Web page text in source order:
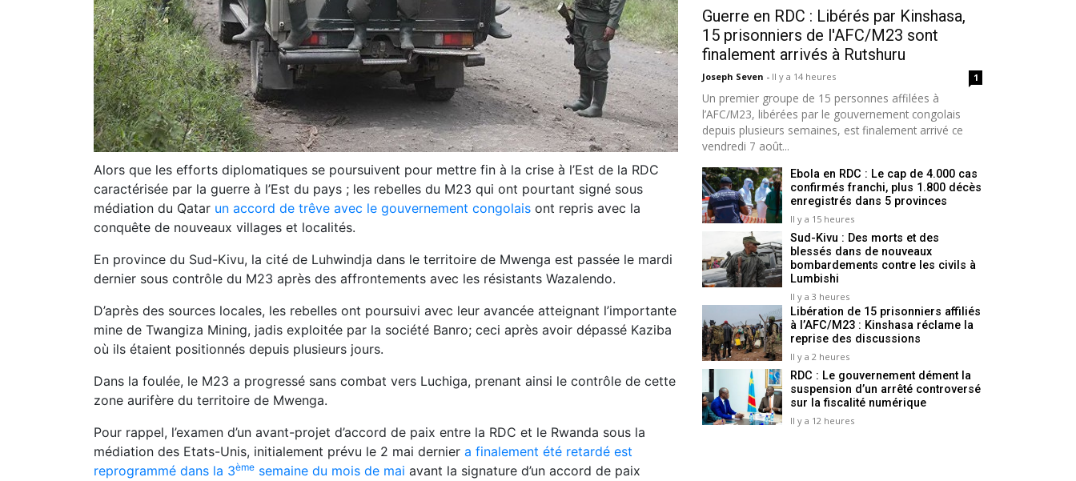
Alors que les efforts diplomatiques se poursuivent pour mettre fin à la crise à l’Est de la RDC
caractérisée par la guerre à l’Est du pays ; les rebelles du M23 qui ont pourtant signé sous
médiation du Qatar un accord de trêve avec le gouvernement congolais ont repris avec la
conquête de nouveaux villages et localités.
En province du Sud-Kivu, la cité de Luhwindja dans le territoire de Mwenga est passée le mardi
dernier sous contrôle du M23 après des affrontements avec les résistants Wazalendo.
D’après des sources locales, les rebelles ont poursuivi avec leur avancée atteignant l’importante
mine de Twangiza Mining, jadis exploitée par la société Banro; ceci après avoir dépassé Kaziba
où ils étaient positionnés depuis plusieurs jours.
Dans la foulée, le M23 a progressé sans combat vers Luchiga, prenant ainsi le contrôle de cette
zone aurifère du territoire de Mwenga.
Pour rappel, l’examen d’un avant-projet d’accord de paix entre la RDC et le Rwanda sous la
médiation des Etats-Unis, initialement prévu le 2 mai dernier a finalement été retardé est
reprogrammé dans la 3ème semaine du mois de mai avant la signature d’un accord de paix
Guerre en RDC : Libérés par Kinshasa,
15 prisonniers de l'AFC/M23 sont
finalement arrivés à Rutshuru
Joseph Seven - Il y a 14 heures 1
Un premier groupe de 15 personnes affilées à
l’AFC/M23, libérées par le gouvernement congolais
depuis plusieurs semaines, est finalement arrivé ce
vendredi 7 août...
Ebola en RDC : Le cap de 4.000 cas
confirmés franchi, plus 1.800 décès
enregistrés dans 5 provinces
Il y a 15 heures
Sud-Kivu : Des morts et des
blessés dans de nouveaux
bombardements contre les civils à
Lumbishi
Il y a 3 heures
Libération de 15 prisonniers affiliés
à l’AFC/M23 : Kinshasa réclame la
reprise des discussions
Il y a 2 heures
RDC : Le gouvernement dément la
suspension d’un arrêté controversé
sur la fiscalité numérique
Il y a 12 heures